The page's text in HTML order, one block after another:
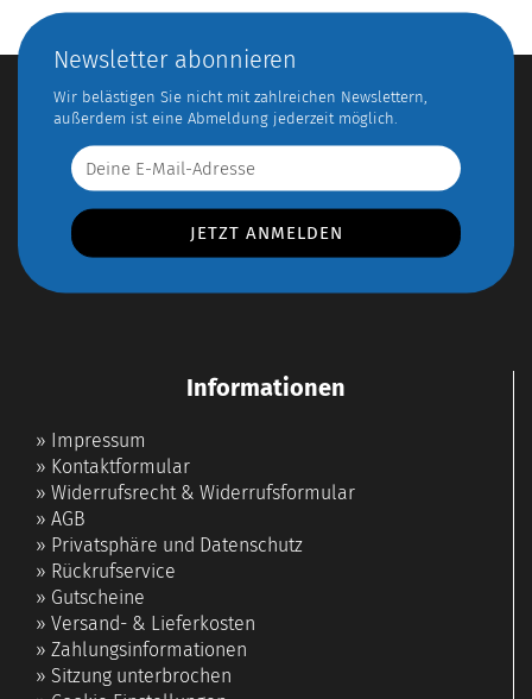
Newsletter abonnieren
Wir belästigen Sie nicht mit zahlreichen Newslettern,
außerdem ist eine Abmeldung jederzeit möglich.
Informationen
» Impressum
» Kontaktformular
» Widerrufsrecht & Widerrufsformular
» AGB
» Privatsphäre und Datenschutz
» Rückrufservice
» Gutscheine
» Versand- & Lieferkosten
» Zahlungsinformationen
» Sitzung unterbrochen